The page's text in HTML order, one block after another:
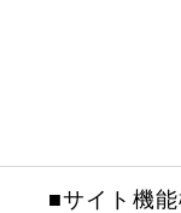
■サイト機